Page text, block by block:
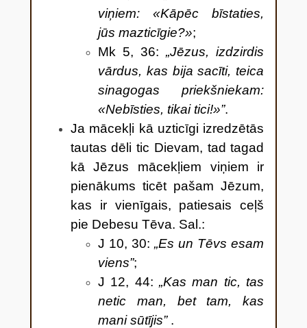
viņiem: «Kāpēc bīstaties,
jūs mazticīgie?»;
Mk 5, 36:„Jēzus, izdzirdis
vārdus, kas bija sacīti, teica
sinagogas priekšniekam:
«Nebīsties, tikai tici!»”.
Ja mācekļi kā uzticīgi izredzētās
tautas dēli tic Dievam, tad tagad
kā Jēzus mācekļiem viņiem ir
pienākums ticēt pašam Jēzum,
kas ir vienīgais, patiesais ceļš
pie Debesu Tēva. Sal.:
J 10, 30: „Es un Tēvs esam
viens”;
J 12, 44: „Kas man tic, tas
netic man, bet tam, kas
mani sūtījis”.